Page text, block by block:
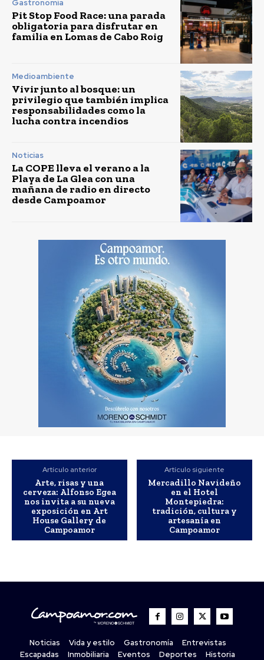
Gastronomía
Pit Stop Food Race: una parada
obligatoria para disfrutar en
familia en Lomas de Cabo Roig
Medioambiente
Vivir junto al bosque: un
privilegio que también implica
responsabilidades como la
lucha contra incendios
Noticias
La COPE lleva el verano a la
Playa de La Glea con una
mañana de radio en directo
desde Campoamor
Artículo anterior
Arte, risas y una
cerveza: Alfonso Egea
nos invita a su nueva
exposición en Art
House Gallery de
Campoamor
Artículo siguiente
Mercadillo Navideño
en el Hotel
Montepiedra:
tradición, cultura y
artesanía en
Campoamor
Noticias Vida y estilo Gastronomía
Entrevistas
Escapadas
Inmobiliaria Eventos Deportes
Historia